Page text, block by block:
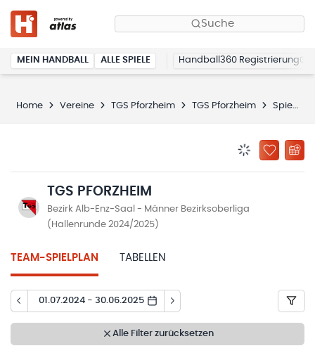
Suche
MEIN HANDBALL ALLE SPIELE Handball360 Registrierung
Home Vereine TGS Pforzheim TGS Pforzheim Spielplan
ZU
TGS PFORZHEIM
Bezirk Alb-Enz-Saal - Männer Bezirksoberliga
(Hallenrunde 2024/2025)
TEAM-SPIELPLAN TABELLEN
01.07.2024 - 30.06.2025
Alle Filter zurücksetzen